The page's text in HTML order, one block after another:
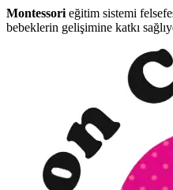
Montessori eğitim sistemi
bebeklerin gelişimine katkı